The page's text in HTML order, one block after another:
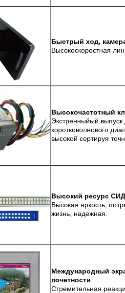
Быстрый ход,
Высокоскоростная
Высокочастотный
Экстренныйый выпуск
коротковолнового
высокой сортируя
Высокий ресурс
Высокая яркость,
жизнь, надежная.
Международный
почетности
Стремительная